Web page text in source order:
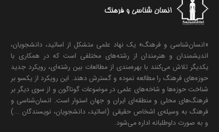
«انسان‌شناسی و فرهنگ» یک نهاد علمی متشکل از اساتید، دانشجویان،
اندیشمندان و هنرمندان از رشته‌های مختلفی است که در همکاری با
یکدیگر تلاش می‌کنند با بهره‌مندی از مطالعات بین رشته‌ای، رویکرد جدید
حوزه‌های فرهنگ را مطالعه نموده و گسترش دهند. این رویکرد از یکسو بر
شناخت حوزه‌ها و شاخه‌های علمی در موضوعات گوناگون و از سوی دیگر بر
فرهنگ‌های محلی و منطقه‌ای ایران و جهان استوار است. انسان‌شناسی و
فرهنگ به وسیله‌ی اشخاص حقیقی (اساتید، دانشجویان، نویسندگان ...)
و به صورت داوطلبانه اداره می‌شود.